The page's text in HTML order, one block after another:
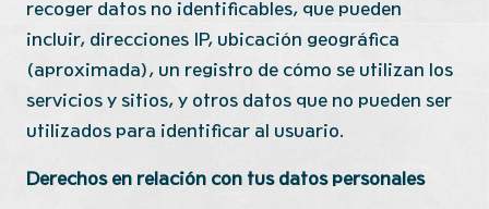
recoger datos no identificables, que pueden
incluir, direcciones IP, ubicación geográfica
(aproximada), un registro de cómo se utilizan los
servicios y sitios, y otros datos que no pueden ser
utilizados para identificar al usuario.
Derechos en relación con tus datos personales